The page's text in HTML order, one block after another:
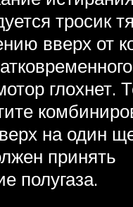
тросик
вверх от
глохнет.
на один
принять
полугаза.